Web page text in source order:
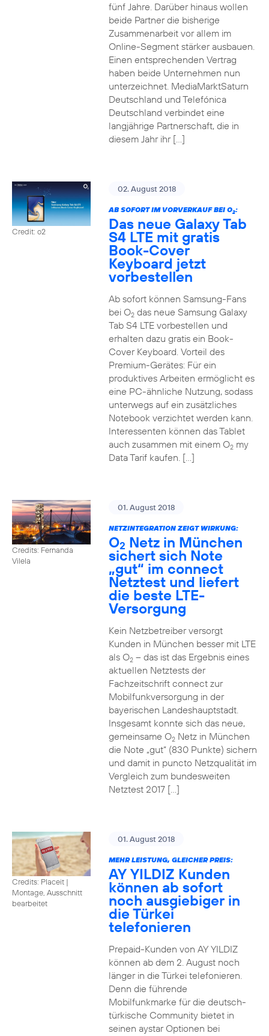
fünf Jahre. Darüber hinaus wollen
beide Partner die bisherige
Zusammenarbeit vor allem im
Online-Segment stärker ausbauen.
Einen entsprechenden Vertrag
haben beide Unternehmen nun
unterzeichnet. MediaMarktSaturn
Deutschland und Telefónica
Deutschland verbindet eine
langjährige Partnerschaft, die in
diesem Jahr ihr […]
Credit: o2
02. August 2018
AB SOFORT IM VORVERKAUF BEI O2:
Das neue Galaxy Tab
S4 LTE mit gratis
Book-Cover
Keyboard jetzt
vorbestellen
Ab sofort können Samsung-Fans
bei O2das neue Samsung Galaxy
Tab S4 LTE vorbestellen und
erhalten dazu gratis ein Book-
Cover Keyboard. Vorteil des
Premium-Gerätes: Für ein
produktives Arbeiten ermöglicht es
eine PC-ähnliche Nutzung, sodass
unterwegs auf ein zusätzliches
Notebook verzichtet werden kann.
Interessenten können das Tablet
auch zusammen mit einem O2my
Data Tarif kaufen. […]
Credits: Fernanda
Vilela
01. August 2018
NETZINTEGRATION ZEIGT WIRKUNG:
O2 Netz in München
sichert sich Note
„gut“ im connect
Netztest und liefert
die beste LTE-
Versorgung
Kein Netzbetreiber versorgt
Kunden in München besser mit LTE
als O2– das ist das Ergebnis eines
aktuellen Netztests der
Fachzeitschrift connect zur
Mobilfunkversorgung in der
bayerischen Landeshauptstadt.
Insgesamt konnte sich das neue,
gemeinsame O2Netz in München
die Note „gut“ (830 Punkte) sichern
und damit in puncto Netzqualität im
Vergleich zum bundesweiten
Netztest 2017 […]
Credits: Placeit |
Montage, Ausschnitt
bearbeitet
01. August 2018
MEHR LEISTUNG, GLEICHER PREIS:
AY YILDIZ Kunden
können ab sofort
noch ausgiebiger in
die Türkei
telefonieren
Prepaid-Kunden von AY YILDIZ
können ab dem 2. August noch
länger in die Türkei telefonieren.
Denn die führende
Mobilfunkmarke für die deutsch-
türkische Community bietet in
seinen aystar Optionen bei